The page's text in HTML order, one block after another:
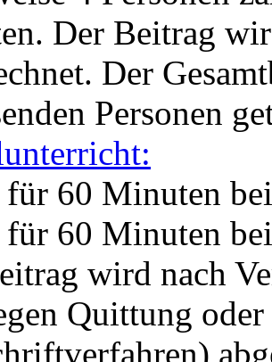
Der Beitrag
Der
Personen
60 Minuten
für 60 Minuten
wird nach
Quittung